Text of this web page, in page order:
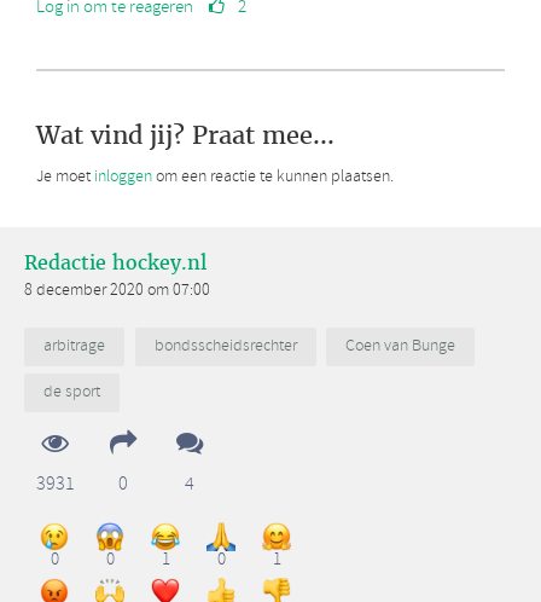
Log in om te reageren 2
Wat vind jij? Praat mee...
Je moet inloggenom een reactie te kunnen plaatsen.
Redactie hockey.nl
8 december 2020 om 07:00
arbitrage bondsscheidsrechter
Coen van Bunge
de sport
3931 0 4
0 0 1 0 1